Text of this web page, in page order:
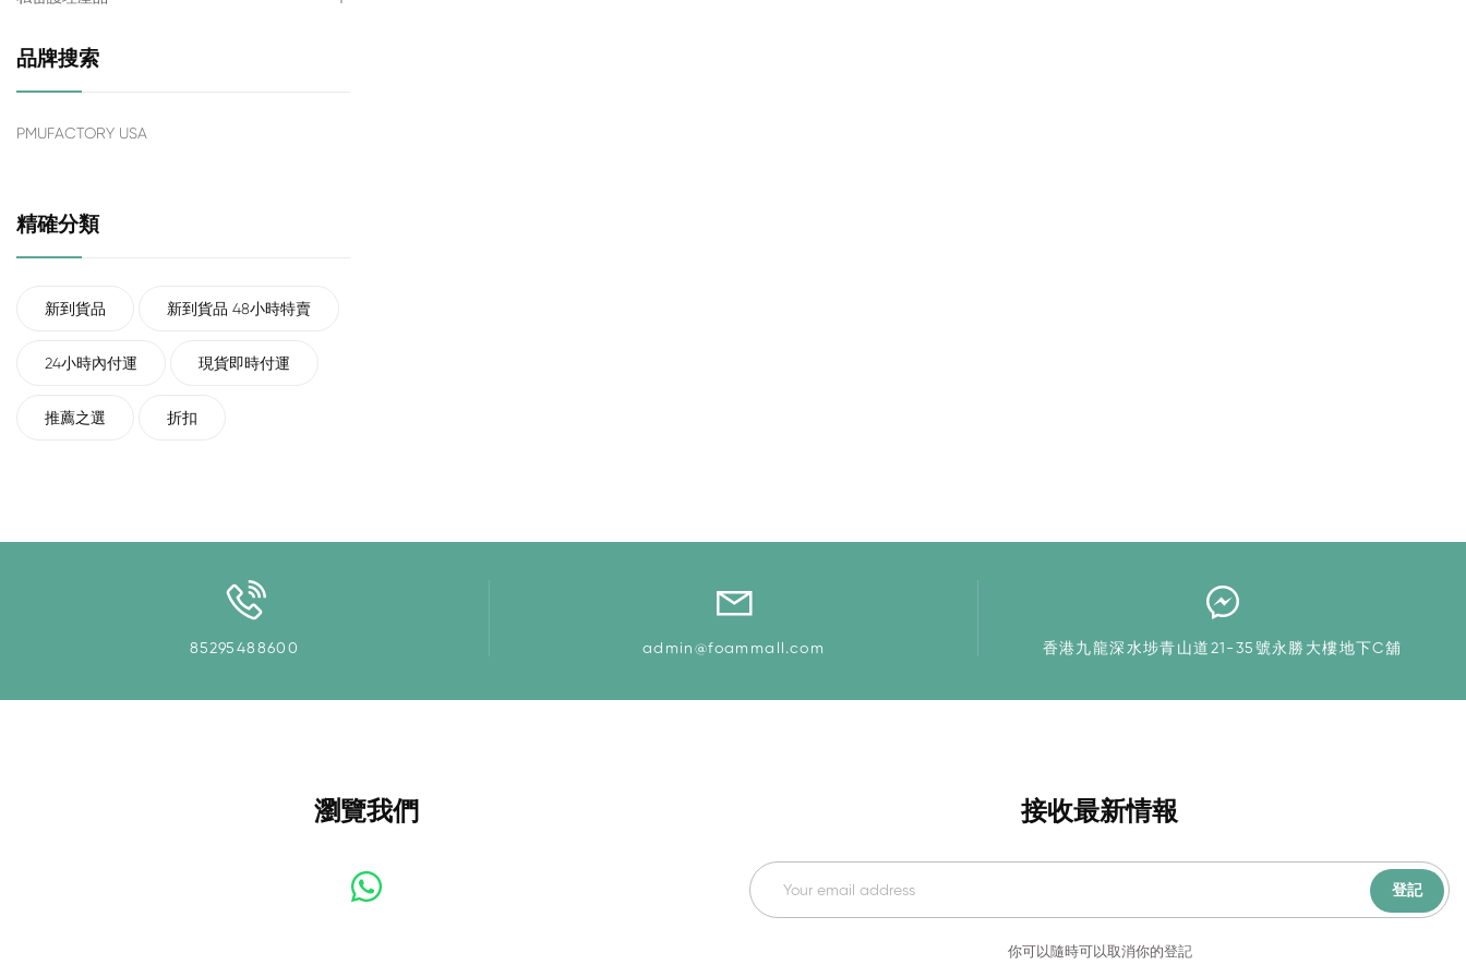
品牌搜索
PMUFACTORY USA
精確分類
新到貨品 新到貨品 48小時特賣
24小時內付運 現貨即時付運
推薦之選 折扣
85295488600 admin@foammall.com 香港九龍深水埗青山道21-35號永勝大樓地下C舖
瀏覽我們 接收最新情報
登記
你可以隨時可以取消你的登記